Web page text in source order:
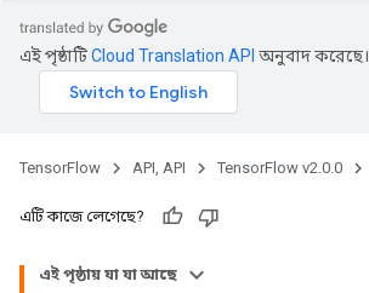
এই পৃষ্ঠাটিCloud Translation API অনুবাদ করেছে।
TensorFlow API, API TensorFlow v2.0.0
এটি কাজে লেগেছে?
এই পৃষ্ঠায় যা যা আছে